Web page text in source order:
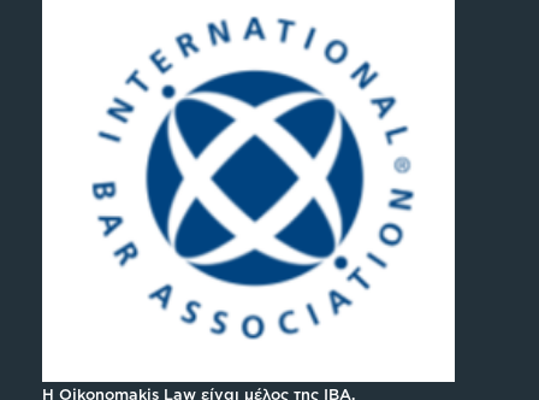
H Oikonomakis Law είναι μέλος της IBA,